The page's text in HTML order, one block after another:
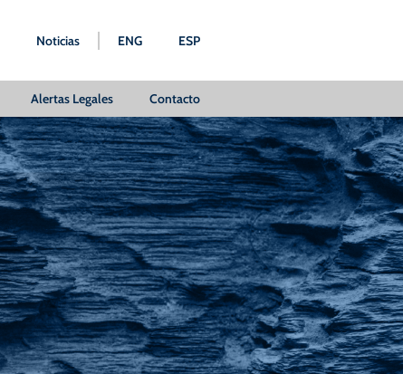
Noticias ENG ESP
Alertas Legales Contacto